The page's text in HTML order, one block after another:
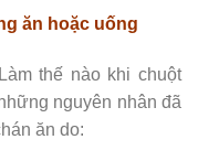
ăn hoặc uống
thế nào khi chuột
nguyên nhân đã
ăn do: